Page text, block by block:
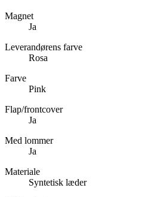
Magnet
Ja
Leverandørens farve
Rosa
Farve
Pink
Flap/frontcover
Ja
Med lommer
Ja
Materiale
Syntetisk læder